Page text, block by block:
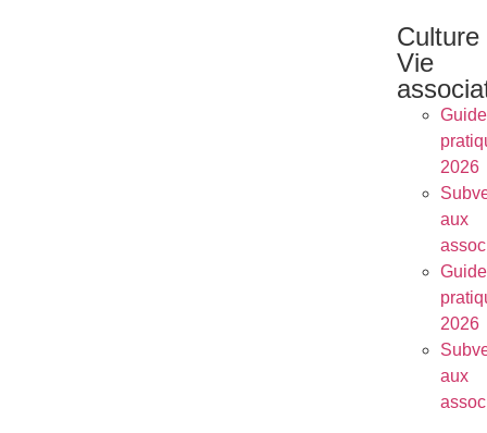
Culture
Vie
Guide
2026
aux
Guide
2026
aux